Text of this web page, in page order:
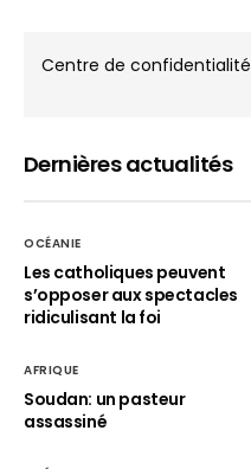
Centre de confidentialité
Dernières actualités
OCÉANIE
Les catholiques peuvent
s’opposer aux spectacles
ridiculisant la foi
AFRIQUE
Soudan: un pasteur
assassiné